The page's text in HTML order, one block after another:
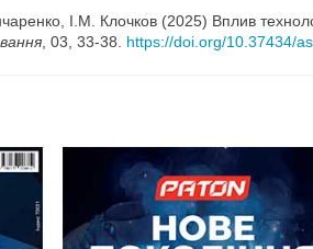
І.М. Клочков (2025) Вплив
, 03, 33-38. https://doi.org/10.37434/